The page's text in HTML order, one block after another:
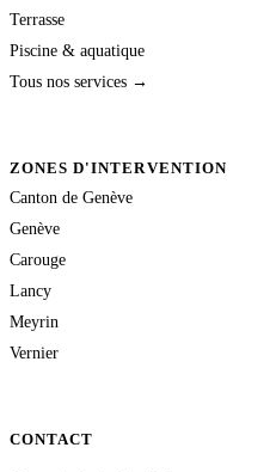
Terrasse
Piscine & aquatique
Tous nos services →
ZONES D'INTERVENTION
Canton de Genève
Genève
Carouge
Lancy
Meyrin
Vernier
CONTACT